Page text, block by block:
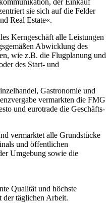
sie sich auf die Felder
Real Estate«.
Kerngeschäft alle Leistungen
Abwicklung des
wie z.B. die Flugplanung und
des Start- und
Gastronomie und
vermarkten die FMG
und eurotrade die Geschäfts-
vermarktet alle Grundstücke
und öffentlichen
Umgebung sowie die
Qualität und höchste
der täglichen Arbeit.